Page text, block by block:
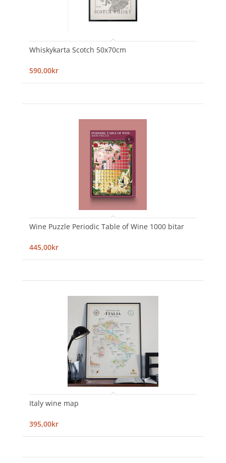
Whiskykarta Scotch 50x70cm
590,00kr
Wine Puzzle Periodic Table of Wine 1000 bitar
445,00kr
Italy wine map
395,00kr